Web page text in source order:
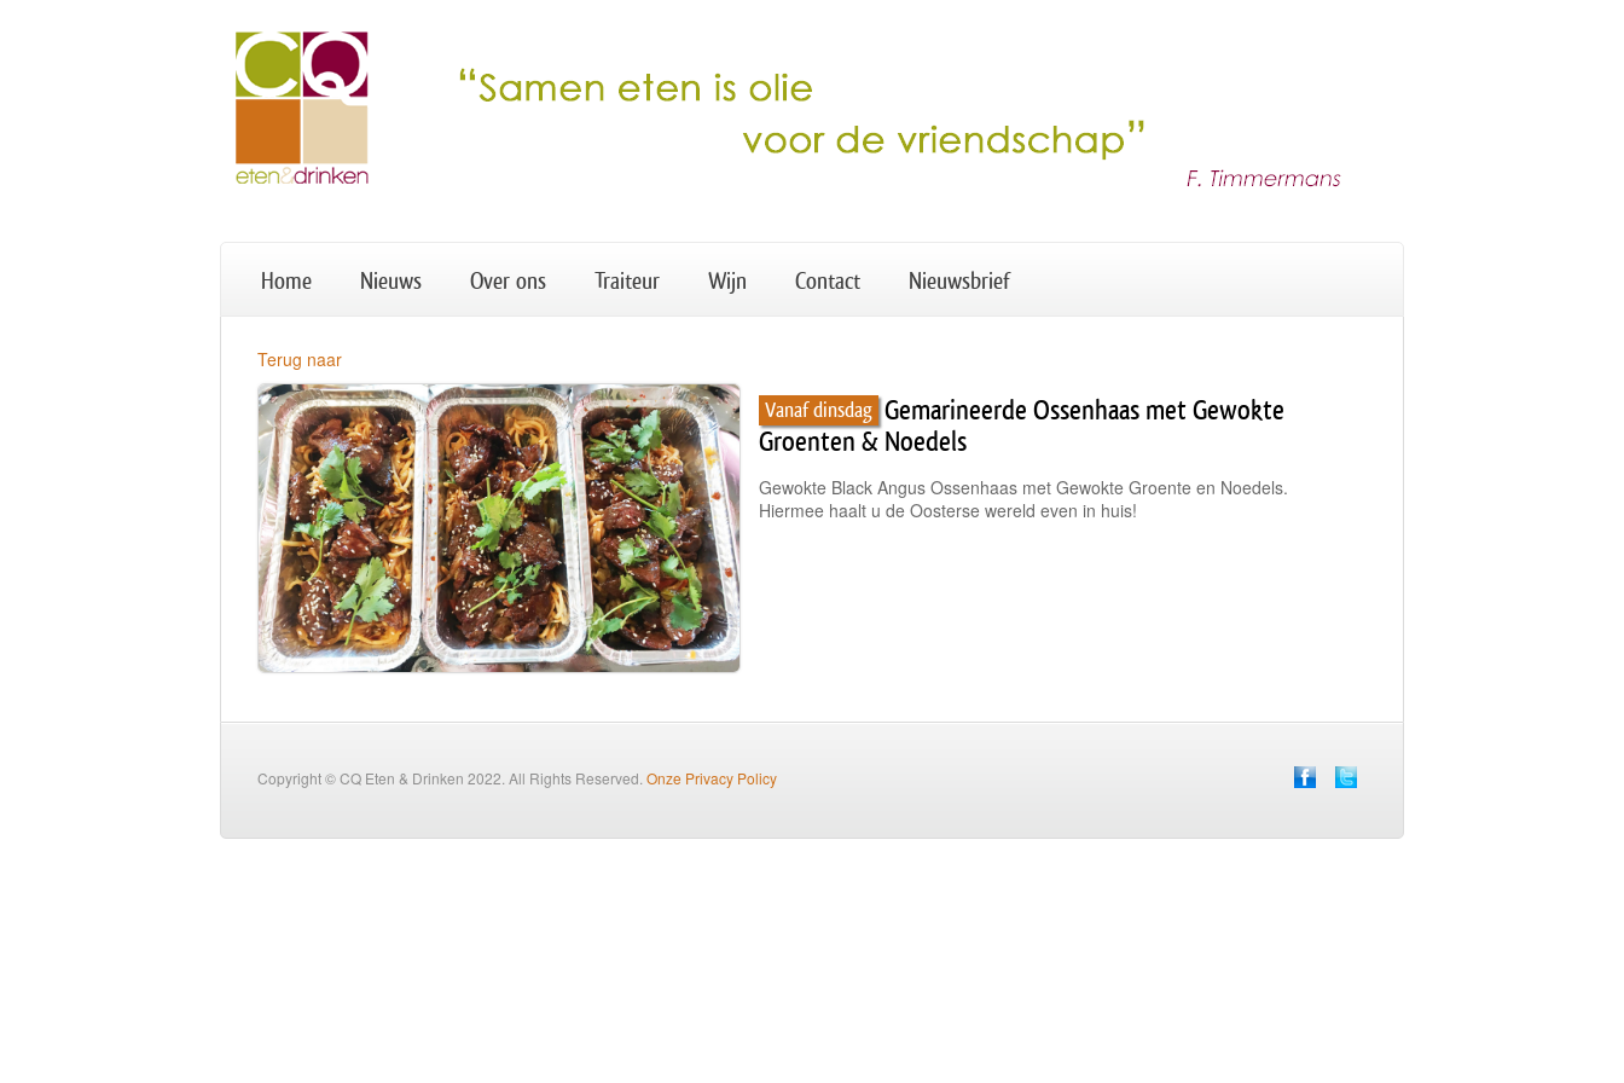
Home Nieuws Over ons Traiteur Wijn Contact Nieuwsbrief
Terug naar
Vanaf dinsdag Gemarineerde Ossenhaas met Gewokte
Groenten & Noedels
Gewokte Black Angus Ossenhaas met Gewokte Groente en Noedels.
Hiermee haalt u de Oosterse wereld even in huis!
Copyright © CQ Eten & Drinken 2022. All Rights Reserved. Onze Privacy Policy